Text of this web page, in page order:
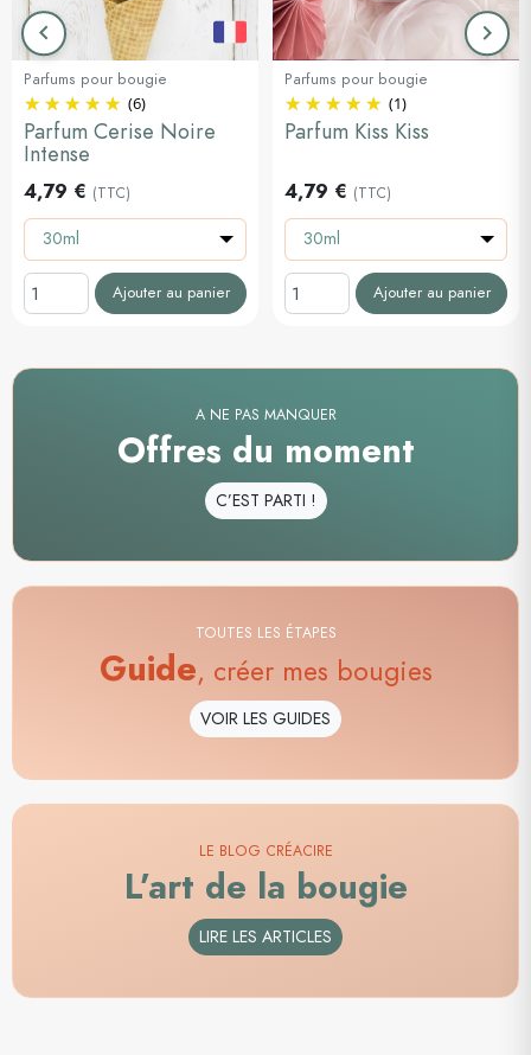
Précédent
keyboard_arrow_left
Parfums pour bougie
(6)
Parfum Cerise Noire
Intense
4,79 € (TTC)
30ml
Ajouter au panier
Parfums pour bougie
(1)
Parfum Kiss Kiss
4,79 € (TTC)
30ml
Ajouter au panier
keyboard_arrow_right
A NE PAS MANQUER
Offres du moment
C’EST PARTI !
TOUTES LES ÉTAPES
Guide, créer mes bougies
VOIR LES GUIDES
LE BLOG CRÉACIRE
L’art de la bougie
LIRE LES ARTICLES